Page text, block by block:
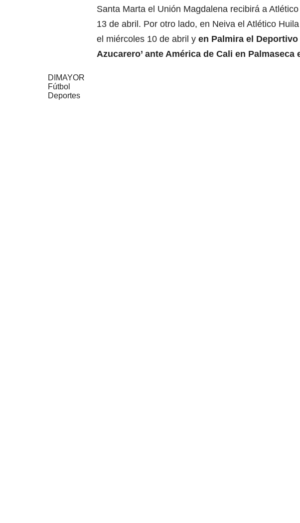
Santa Marta el Unión Magdalena recibirá a
13 de abril. Por otro lado, en Neiva el Atlético
el miércoles 10 de abril y en Palmira el
Azucarero’ ante América de Cali en Palmaseca
DIMAYOR
Fútbol
Deportes